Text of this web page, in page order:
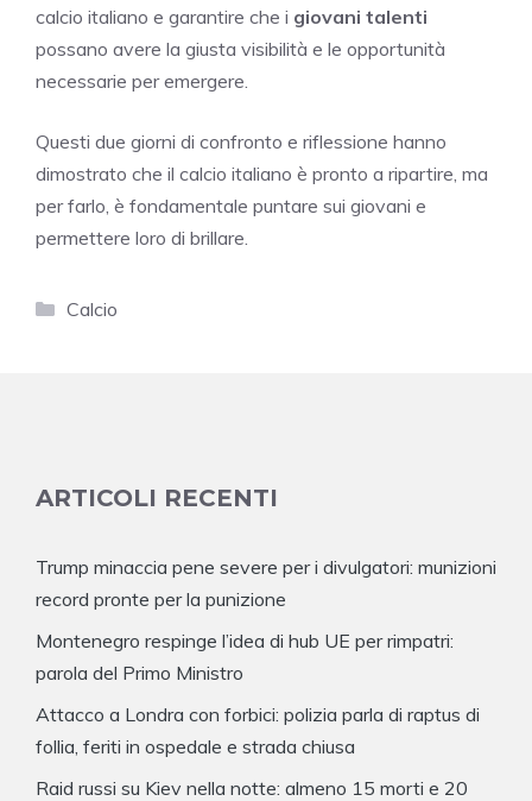
calcio italiano e garantire che i giovani talenti
possano avere la giusta visibilità e le opportunità
necessarie per emergere.
Questi due giorni di confronto e riflessione hanno
dimostrato che il calcio italiano è pronto a ripartire, ma
per farlo, è fondamentale puntare sui giovani e
permettere loro di brillare.
Categorie
Calcio
ARTICOLI RECENTI
Trump minaccia pene severe per i divulgatori: munizioni
record pronte per la punizione
Montenegro respinge l’idea di hub UE per rimpatri:
parola del Primo Ministro
Attacco a Londra con forbici: polizia parla di raptus di
follia, feriti in ospedale e strada chiusa
Raid russi su Kiev nella notte: almeno 15 morti e 20